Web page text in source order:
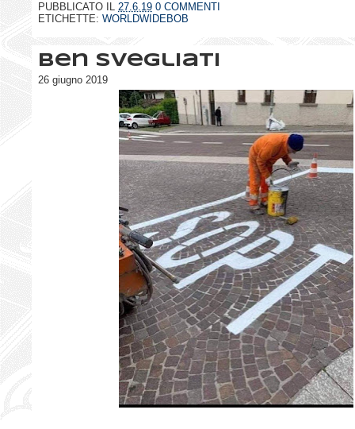
PUBBLICATO IL 27.6.19 0 COMMENTI
ETICHETTE: WORLDWIDEBOB
Ben svegliati
26 giugno 2019